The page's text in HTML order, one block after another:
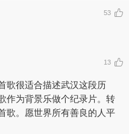
有爱地活着！我没有别的本
给你们的：送给所有这次武汉
医疗顾问，送给我们的卡车司
记住这段日子！记住我们心里
人员，感谢你们带来这部电
制徐峥老师、宁浩老师，文牧
谢你们免费授权让我有机会演
郑伟先生义务编曲，吉他大师
一些人。在平日他们每一个人
53
13
歌很适合描述武汉这段历
作为背景乐做个纪录片。转
歌。愿世界所有善良的人平